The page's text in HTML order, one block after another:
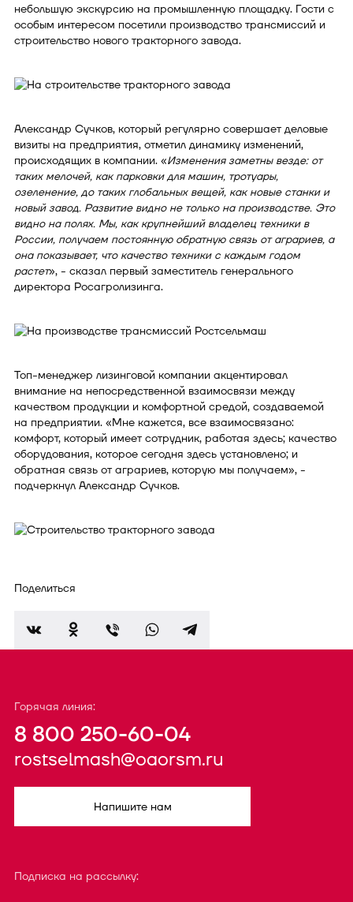
небольшую экскурсию на промышленную площадку. Гости с
особым интересом посетили производство трансмиссий и
строительство нового тракторного завода.
Александр Сучков, который регулярно совершает деловые
визиты на предприятия, отметил динамику изменений,
происходящих в компании. «Изменения заметны везде: от
таких мелочей, как парковки для машин, тротуары,
озеленение, до таких глобальных вещей, как новые станки и
новый завод. Развитие видно не только на производстве. Это
видно на полях. Мы, как крупнейший владелец техники в
России, получаем постоянную обратную связь от аграриев, а
она показывает, что качество техники с каждым годом
растет», - сказал первый заместитель генерального
директора Росагролизинга.
Топ-менеджер лизинговой компании акцентировал
внимание на непосредственной взаимосвязи между
качеством продукции и комфортной средой, создаваемой
на предприятии. «Мне кажется, все взаимосвязано:
комфорт, который имеет сотрудник, работая здесь; качество
оборудования, которое сегодня здесь установлено; и
обратная связь от аграриев, которую мы получаем», -
подчеркнул Александр Сучков.
Поделиться
Горячая линия:
8 800 250-60-04
rostselmash@oaorsm.ru
Напишите нам
Подписка на рассылку: